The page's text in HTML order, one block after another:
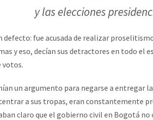
y las elecciones
defecto: fue acusada de realizar
y eso, decían sus detractores en todo
votos.
un argumento para negarse a entregar
a sus tropas, eran constantemente
claro que el gobierno civil en Bogotá